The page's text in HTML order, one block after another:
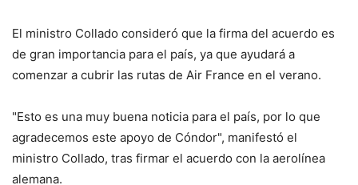
El ministro Collado consideró que la firma del acuerdo es
de gran importancia para el país, ya que ayudará a
comenzar a cubrir las rutas de Air France en el verano.
"Esto es una muy buena noticia para el país, por lo que
agradecemos este apoyo de Cóndor", manifestó el
ministro Collado, tras firmar el acuerdo con la aerolínea
alemana.